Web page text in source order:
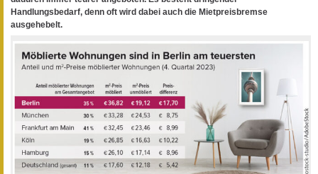
Handlungsbedarf, denn oft wird dabei auch die Mietpreisbremse
ausgehebelt.